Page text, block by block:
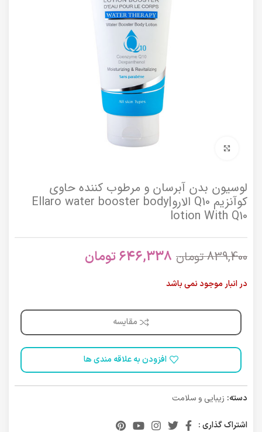
برای بزرگنمایی کلیک کنید
لوسیون بدن آبرسان و مرطوب کننده حاوی
کوآنزیم Q10 الارو|Ellaro water booster body
lotion With Q10
839,400 تومان 646,338تومان
در انبار موجود نمی باشد
مقایسه
افزودن به علاقه مندی ها
دسته: زیبایی و سلامت
اشتراک گذاری :